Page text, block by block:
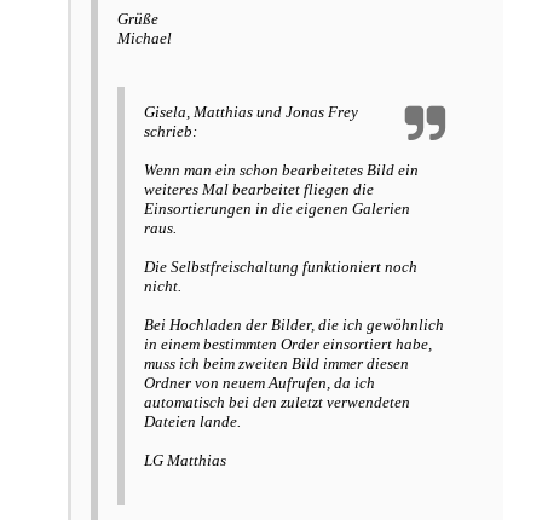
Grüße
Michael
Gisela, Matthias und Jonas Frey
schrieb:
Wenn man ein schon bearbeitetes Bild ein
weiteres Mal bearbeitet fliegen die
Einsortierungen in die eigenen Galerien
raus.
Die Selbstfreischaltung funktioniert noch
nicht.
Bei Hochladen der Bilder, die ich gewöhnlich
in einem bestimmten Order einsortiert habe,
muss ich beim zweiten Bild immer diesen
Ordner von neuem Aufrufen, da ich
automatisch bei den zuletzt verwendeten
Dateien lande.
LG Matthias